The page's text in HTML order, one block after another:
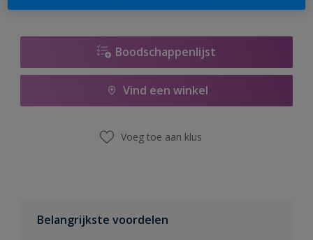
Boodschappenlijst
Vind een winkel
Voeg toe aan klus
Belangrijkste voordelen